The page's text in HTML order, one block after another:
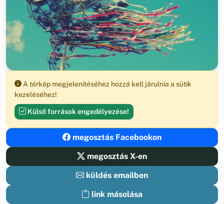
A térkép megjelenítéséhez hozzá kell járulnia a sütik
kezeléséhez!
Külső források engedélyezése!
megosztás Facebookon
megosztás X-en
küldés emailben
link másolása